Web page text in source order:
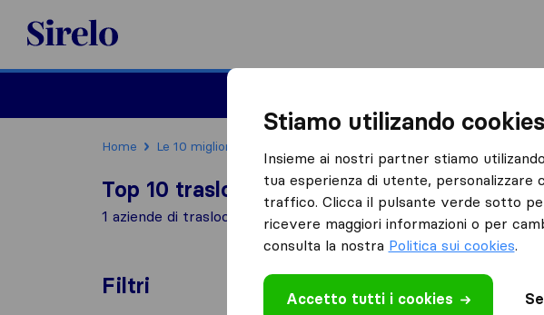
Sirelo.it
Home Le 10 migliori aziende di traslochi in Italia
Top 10 traslocatori a Malo
1 aziende di traslochi trovate a Malo
Filtri
Stiamo utilizando cookies
Insieme ai nostri partner stiamo
tua esperienza di utente, personalizzare
traffico. Clicca il pulsante verde sotto
ricevere maggiori informazioni o per
consulta la nostra Politica sui cookies.
Accetto tutti i cookies